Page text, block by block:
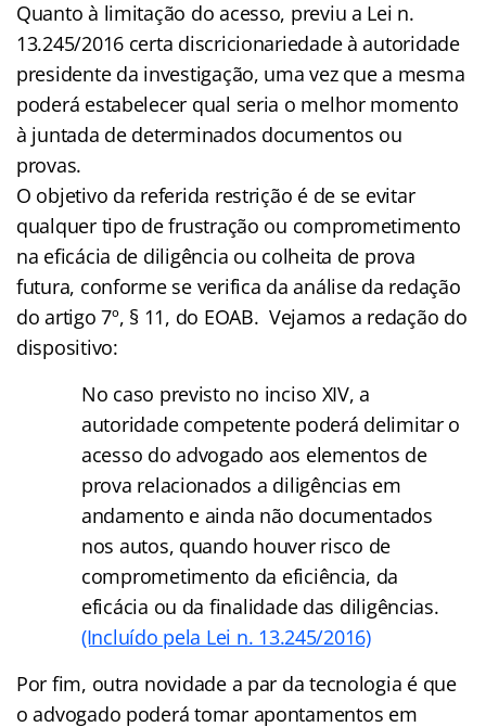
Quanto à limitação do acesso, previu a Lei n.
13.245/2016 certa discricionariedade à autoridade
presidente da investigação, uma vez que a mesma
poderá estabelecer qual seria o melhor momento
à juntada de determinados documentos ou
provas.
O objetivo da referida restrição é de se evitar
qualquer tipo de frustração ou comprometimento
na eficácia de diligência ou colheita de prova
futura, conforme se verifica da análise da redação
do artigo 7º, § 11, do EOAB. Vejamos a redação do
dispositivo:
No caso previsto no inciso XIV, a
autoridade competente poderá delimitar o
acesso do advogado aos elementos de
prova relacionados a diligências em
andamento e ainda não documentados
nos autos, quando houver risco de
comprometimento da eficiência, da
eficácia ou da finalidade das diligências.
(Incluído pela Lei n. 13.245/2016)
Por fim, outra novidade a par da tecnologia é que
o advogado poderá tomar apontamentos em